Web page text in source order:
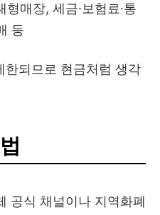
형매장, 세금·보험료·통
등
한되므로 현금처럼 생각
공식 채널이나 지역화폐